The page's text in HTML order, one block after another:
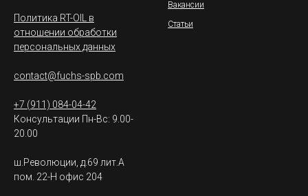
Политика RT-OIL в
отношении обработки
персональных данных
contact@fuchs-spb.com
+7 (911) 084-04-42
Консультации Пн-Вс: 9.00-
20.00
ш.Революции, д.69 лит.А
пом. 22-Н офис 204
Вакансии
Статьи